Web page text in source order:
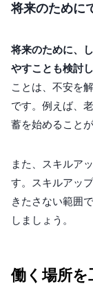
将来のために
将来のために、
やすことも検討
ことは、不安を
です。例えば、
蓄を始めることが
また、スキルア
す。スキルアッ
きたさない範囲
しましょう。
働く場所